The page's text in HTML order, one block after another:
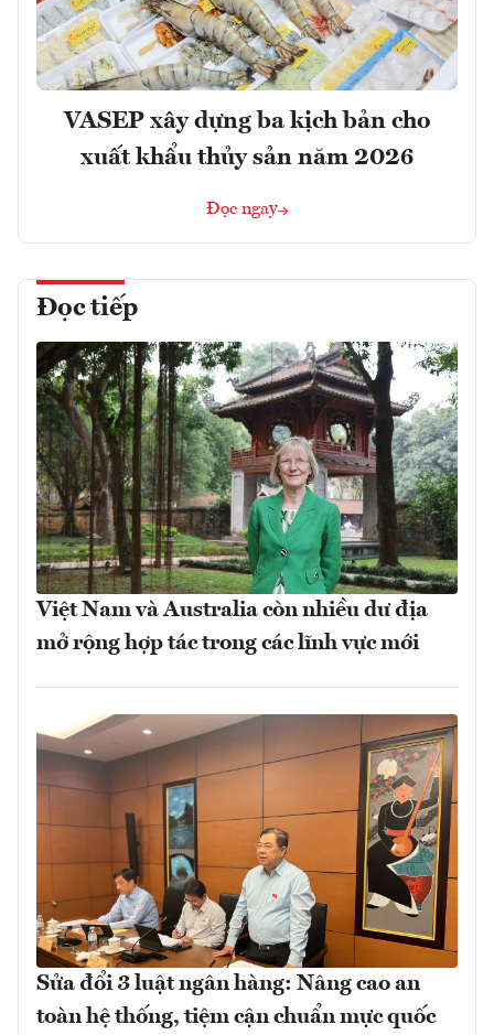
VASEP xây dựng ba kịch bản cho
xuất khẩu thủy sản năm 2026
Đọc ngay
Đọc tiếp
Việt Nam và Australia còn nhiều dư địa
mở rộng hợp tác trong các lĩnh vực mới
Sửa đổi 3 luật ngân hàng: Nâng cao an
toàn hệ thống, tiệm cận chuẩn mực quốc